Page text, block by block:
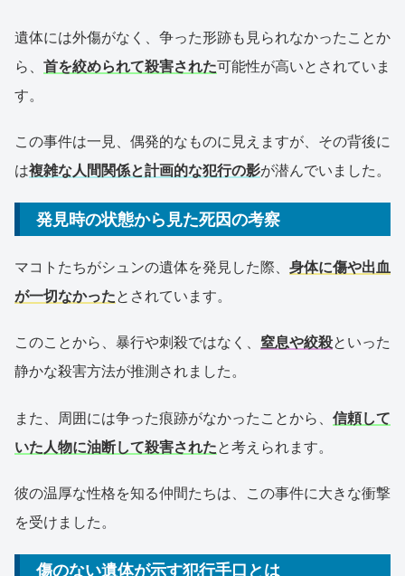
遺体には外傷がなく、争った形跡も見られなかったことか
ら、 首を絞められて殺害された可能性が高いとされていま
す。
この事件は一見、偶発的なものに見えますが、その背後に
は複雑な人間関係と計画的な犯行の影が潜んでいました。
発見時の状態から見た死因の考察
マコトたちがシュンの遺体を発見した際、 身体に傷や出血
が一切なかったとされています。
このことから、暴行や刺殺ではなく、 窒息や絞殺といった
静かな殺害方法が推測されました。
また、周囲には争った痕跡がなかったことから、 信頼して
いた人物に油断して殺害されたと考えられます。
彼の温厚な性格を知る仲間たちは、この事件に大きな衝撃
を受けました。
傷のない遺体が示す犯行手口とは